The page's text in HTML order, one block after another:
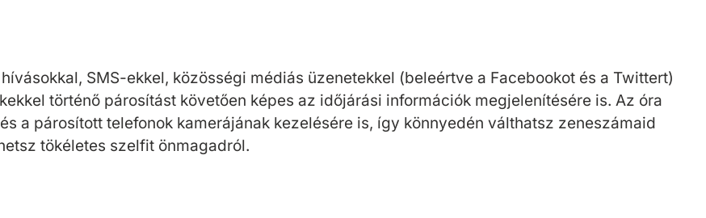
SMS-ekkel, közösségi médiás üzenetekkel (beleértve a Facebookot és a Twittert)
történő párosítást követően képes az időjárási információk megjelenítésére is. Az óra
a párosított telefonok kamerájának kezelésére is, így könnyedén válthatsz zeneszámaid
tökéletes szelfit önmagadról.